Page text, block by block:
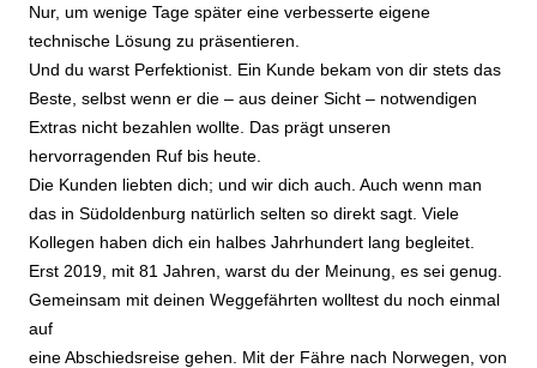
Nur, um wenige Tage später eine verbesserte eigene
technische Lösung zu präsentieren.
Und du warst Perfektionist. Ein Kunde bekam von dir stets das
Beste, selbst wenn er die – aus deiner Sicht – notwendigen
Extras nicht bezahlen wollte. Das prägt unseren
hervorragenden Ruf bis heute.
Die Kunden liebten dich; und wir dich auch. Auch wenn man
das in Südoldenburg natürlich selten so direkt sagt. Viele
Kollegen haben dich ein halbes Jahrhundert lang begleitet.
Erst 2019, mit 81 Jahren, warst du der Meinung, es sei genug.
Gemeinsam mit deinen Weggefährten wolltest du noch einmal
auf
eine Abschiedsreise gehen. Mit der Fähre nach Norwegen, von